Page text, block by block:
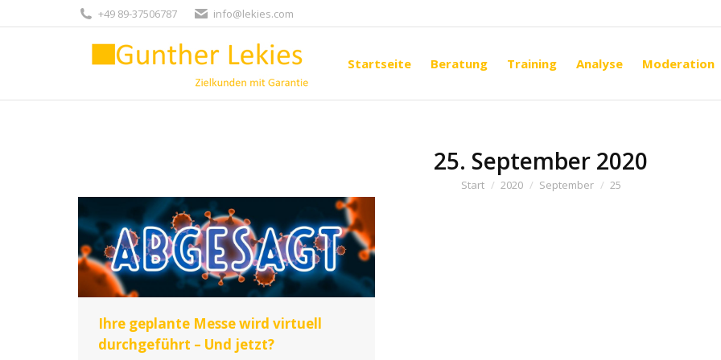
+49 89-37506787 info@lekies.com
Startseite Beratung Training Analyse Moderation
25. September 2020
Sie befinden sich hier:
Start 2020 September 25
Ihre geplante Messe wird virtuell
durchgeführt – Und jetzt?